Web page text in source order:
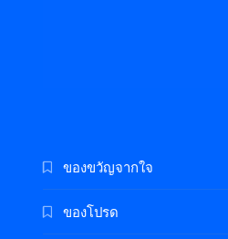
ของขวัญจากใจ
ของโปรด